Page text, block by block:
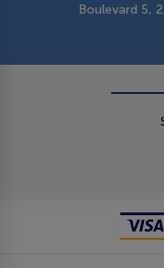
Boulevard 5,